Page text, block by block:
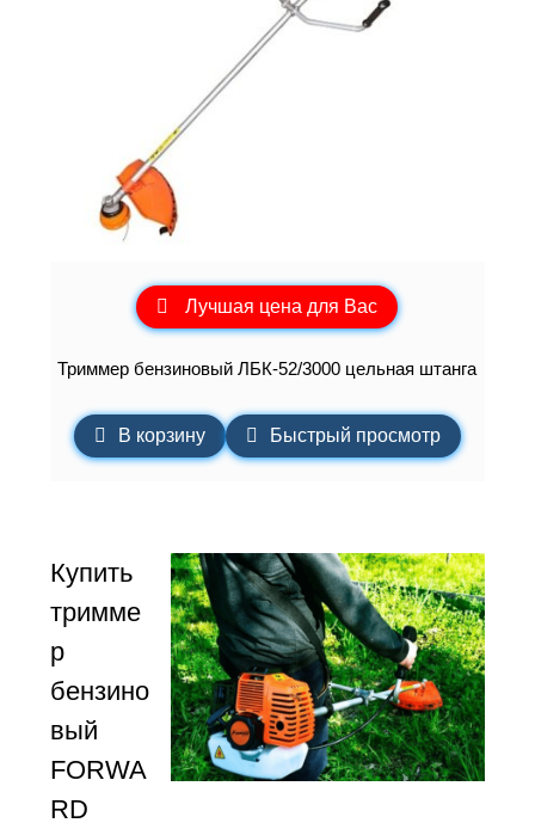
Лучшая цена для Вас
Триммер бензиновый ЛБК-52/3000 цельная штанга
В корзину Быстрый просмотр
Купить
тримме
р
бензино
вый
FORWA
RD